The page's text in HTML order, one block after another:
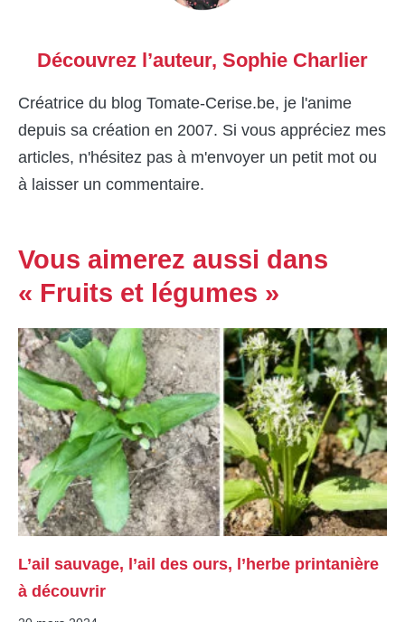
Découvrez l’auteur, Sophie Charlier
Créatrice du blog Tomate-Cerise.be, je l'anime
depuis sa création en 2007. Si vous appréciez mes
articles, n'hésitez pas à m'envoyer un petit mot ou
à laisser un commentaire.
Vous aimerez aussi dans
« Fruits et légumes »
L’ail sauvage, l’ail des ours, l’herbe printanière
à découvrir